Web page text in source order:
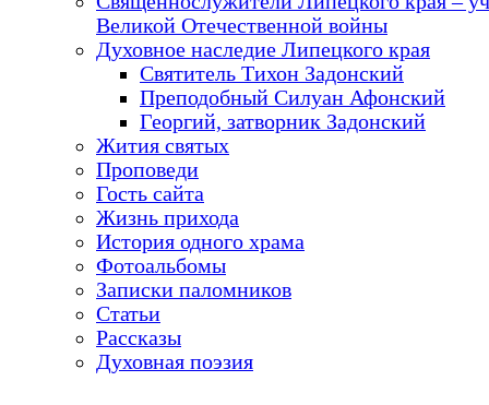
Великой Отечественной войны
Духовное наследие Липецкого края
Святитель Тихон Задонский
Преподобный Силуан Афонский
Георгий, затворник Задонский
Жития святых
Проповеди
Гость сайта
Жизнь прихода
История одного храма
Фотоальбомы
Записки паломников
Статьи
Рассказы
Духовная поэзия